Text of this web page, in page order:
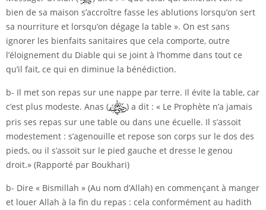
bien de sa maison s’accroître fasse les ablutions lorsqu’on sert
sa nourriture et lorsqu’on dégage la table ». On est sans
ignorer les bienfaits sanitaires que cela comporte, outre
l’éloignement du Diable qui se joint à l’homme dans tout ce
qu’il fait, ce qui en diminue la bénédiction.
b- Il met son repas sur une nappe par terre. Il évite la table, car
c’est plus modeste. Anas (
) a dit : « Le Prophète n’a jamais
pris ses repas sur une table ou dans une écuelle. Il s’assoit
modestement : s’agenouille et repose son corps sur le dos des
pieds, ou il s’assoit sur le pied gauche et dresse le genou
droit.» (Rapporté par Boukhari)
b- Dire « Bismillah » (Au nom d’Allah) en commençant à manger
et louer Allah à la fin du repas : cela conformément au hadith